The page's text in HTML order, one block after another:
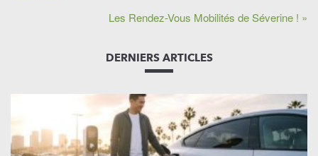
Les Rendez-Vous Mobilités de Séverine ! »
DERNIERS ARTICLES